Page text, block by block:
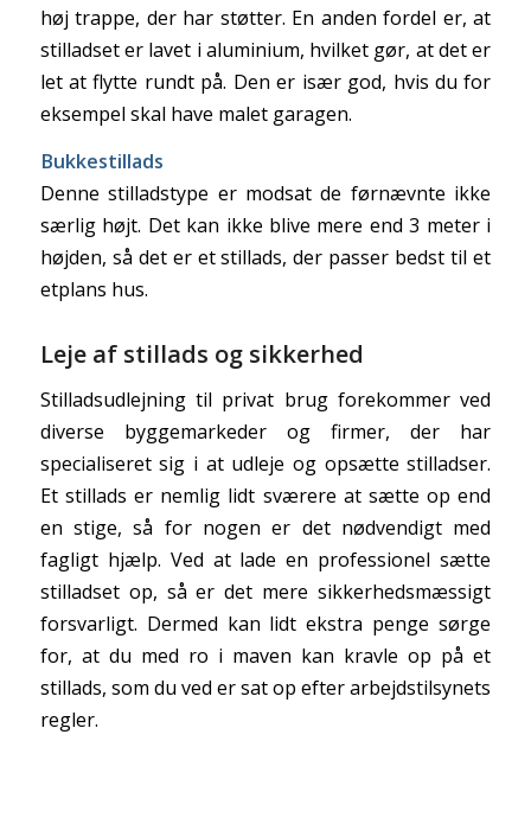
høj trappe, der har støtter. En anden fordel er, at
stilladset er lavet i aluminium, hvilket gør, at det er
let at flytte rundt på. Den er især god, hvis du for
eksempel skal have malet garagen.
Bukkestillads
Denne stilladstype er modsat de førnævnte ikke
særlig højt. Det kan ikke blive mere end 3 meter i
højden, så det er et stillads, der passer bedst til et
etplans hus.
Leje af stillads og sikkerhed
Stilladsudlejning til privat brug forekommer ved
diverse byggemarkeder og firmer, der har
specialiseret sig i at udleje og opsætte stilladser.
Et stillads er nemlig lidt sværere at sætte op end
en stige, så for nogen er det nødvendigt med
fagligt hjælp. Ved at lade en professionel sætte
stilladset op, så er det mere sikkerhedsmæssigt
forsvarligt. Dermed kan lidt ekstra penge sørge
for, at du med ro i maven kan kravle op på et
stillads, som du ved er sat op efter arbejdstilsynets
regler.